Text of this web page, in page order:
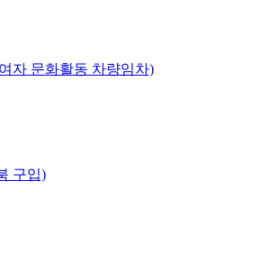
자 문화활동 차량임차)
구입)